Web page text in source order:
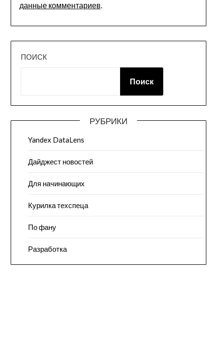
данные комментариев.
ПОИСК
Поиск
РУБРИКИ
Yandex DataLens
Дайджест новостей
Для начинающих
Курилка техспеца
По фану
Разработка